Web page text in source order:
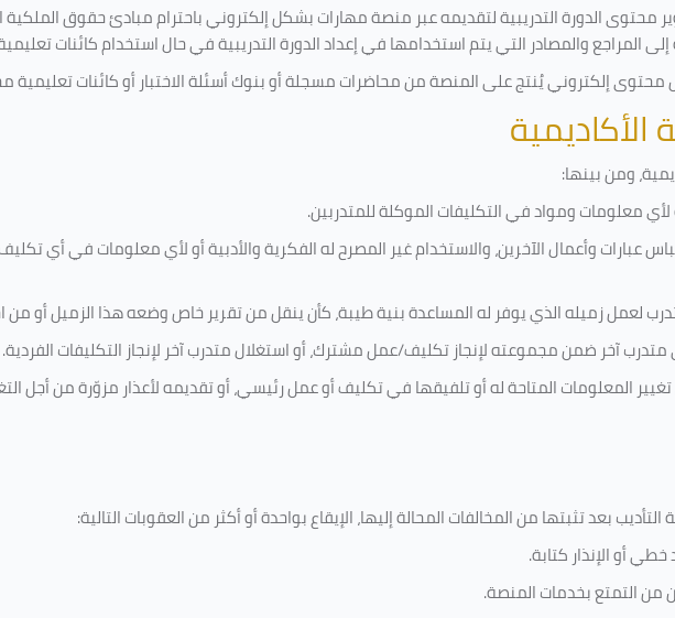
محتوى الدورة التدريبية لتقديمه عبر منصة مهارات بشكل إلكتروني باحترام مبادئ حقوق
إلى المراجع والمصادر التي يتم استخدامها في إعداد الدورة التدريبية في حال استخدام كائنات
محتوى إلكتروني يُنتج على المنصة من محاضرات مسجلة أو بنوك أسئلة الاختبار أو كائنات
الأكاديمية
ومن بينها:
لأي معلومات ومواد في التكليفاتالموكلة للمتدربين.
عبارات وأعمال الآخرين، والاستخدام غير المصرح له الفكرية والأدبية أو لأي معلومات في أي
لعمل زميله الذي يوفر له المساعدة بنية طيبة، كأن ينقل من تقرير خاص وضعه هذا الزميل أو من
متدرب آخر ضمن مجموعته لإنجاز تكليف/عمل مشترك، أو استغلال متدرب آخر لإنجاز التكليفات الفردية.
المعلومات المتاحة له أو تلفيقها في تكليف أو عمل رئيسي، أو تقديمه لأعذار مزوّرة من أجل
بعد تثبتها من المخالفات المحالة إليها، الإيقاع بواحدة أو أكثر من العقوبات التالية:
أو الإنذار كتابة.
من التمتع بخدمات المنصة.